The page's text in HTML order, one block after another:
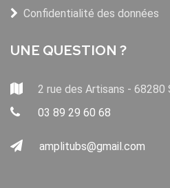
Confidentialité des données
UNE QUESTION ?
2 rue des Artisans - 68280
03 89 29 60 68
amplitubs@gmail.com